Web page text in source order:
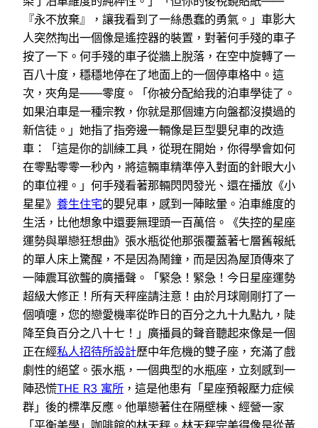
『永不放棄』，讓我看到了一絲愚蠢的勇氣。」車影大
人突然掏出一個像是遙控器的裝置，對著何手殘的車子
按了一下。何手殘的車子從牆上脫落，在空中旋轉了一
百八十度，穩穩地停在了地面上的一個停車格中。這
次，夾角是——零度。「你被分配給我的泊車學徒了。
如果泊車是一種宗教，你就是那個連方向盤都沒摸過的
新信徒。」她指了指旁邊一輛像是巨型嬰兒車的改造
車：「這是你的訓練工具，從現在開始，你得學會如何
在零點零零一秒內，將這輛車精準停入對面的針眼大小
的車位裡。」何手殘看著那輛閃閃發光、還在播放《小
星星》 養生住宅的嬰兒車，感到一陣眩暈。泊車維度的
生活，比他想象中還要無理頭一百萬倍。《失控的星座
運勢與單戀狂想曲》張水瓶從他那張覆蓋著七層舊報紙
的單人床上驚醒，不是因為鬧鐘，而是因為屋頂傳來了
一陣震耳欲聾的廣播聲。「緊急！緊急！今日星座運勢
超級大修正！所有天秤座請注意！由於月球剛剛打了一
個噴嚏，您的戀愛機率從昨日的百分之九十九點九，陡
降至負百分之八十七！」廣播員的聲音聽起來像是一個
正在經私人招待所設計歷中年危機的雙子座，充滿了戲
劇性的絕望。張水瓶，一個典型的水瓶座，立刻感到一
陣恐慌THE R3 寓所 ，這是他患有「星座預報壓力症候
群」後的標準反應。他單戀著住在隔壁棟、經營一家
「平衡美學」咖啡館的林天秤。林天秤完美得像是從黃